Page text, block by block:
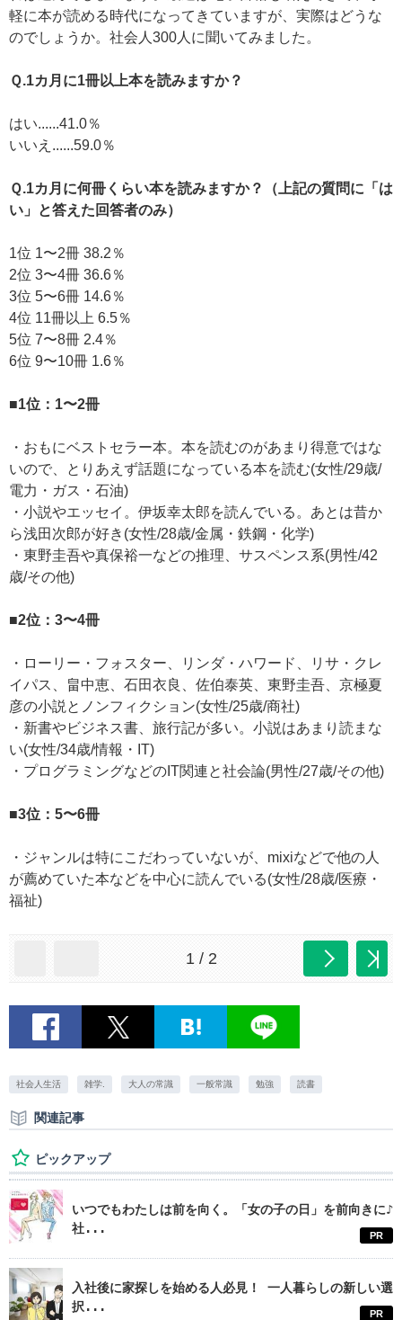
軽に本が読める時代になってきていますが、実際はどうな
のでしょうか。社会人300人に聞いてみました。
Ｑ.1カ月に1冊以上本を読みますか？
はい......41.0％
いいえ......59.0％
Ｑ.1カ月に何冊くらい本を読みますか？（上記の質問に「は
い」と答えた回答者のみ）
1位 1〜2冊 38.2％
2位 3〜4冊 36.6％
3位 5〜6冊 14.6％
4位 11冊以上 6.5％
5位 7〜8冊 2.4％
6位 9〜10冊 1.6％
■1位：1〜2冊
・おもにベストセラー本。本を読むのがあまり得意ではな
いので、とりあえず話題になっている本を読む(女性/29歳/
電力・ガス・石油)
・小説やエッセイ。伊坂幸太郎を読んでいる。あとは昔か
ら浅田次郎が好き(女性/28歳/金属・鉄鋼・化学)
・東野圭吾や真保裕一などの推理、サスペンス系(男性/42
歳/その他)
■2位：3〜4冊
・ローリー・フォスター、リンダ・ハワード、リサ・クレ
イパス、畠中恵、石田衣良、佐伯泰英、東野圭吾、京極夏
彦の小説とノンフィクション(女性/25歳/商社)
・新書やビジネス書、旅行記が多い。小説はあまり読まな
い(女性/34歳/情報・IT)
・プログラミングなどのIT関連と社会論(男性/27歳/その他)
■3位：5〜6冊
・ジャンルは特にこだわっていないが、mixiなどで他の人
が薦めていた本などを中心に読んでいる(女性/28歳/医療・
福祉)
1 / 2
社会人生活 雑学. 大人の常識 一般常識 勉強 読書
関連記事
ピックアップ
いつでもわたしは前を向く。「女の子の日」を前向きに♪
社...
PR
入社後に家探しを始める人必見！ 一人暮らしの新しい選
択...
PR